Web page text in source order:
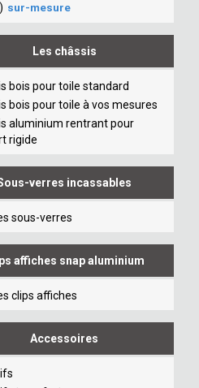
sur-mesure
Les châssis
bois pour toile standard
bois pour toile à vos mesures
aluminium rentrant pour
rigide
verres incassables
sous-verres
affiches snap aluminium
clips affiches
Accessoires